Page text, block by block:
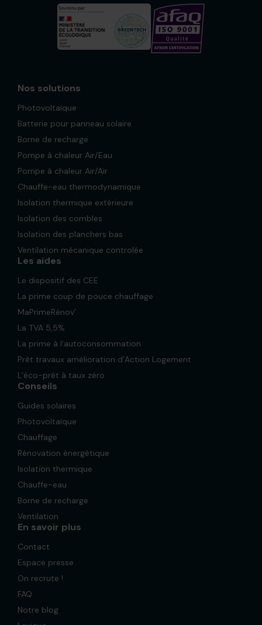
Nos solutions
Photovoltaïque
Batterie pour panneau solaire
Borne de recharge
Pompe à chaleur Air/Eau
Pompe à chaleur Air/Air
Chauffe-eau thermodynamique
Isolation thermique extérieure
Isolation des combles
Isolation des planchers bas
Ventilation mécanique controlée
Les aides
Le dispositif des CEE
La prime coup de pouce chauffage
MaPrimeRénov’
La TVA 5,5%
La prime à l’autoconsommation
Prêt travaux amélioration d’Action Logement
L’éco-prêt à taux zéro
Conseils
Guides solaires
Photovoltaïque
Chauffage
Rénovation énergétique
Isolation thermique
Chauffe-eau
Borne de recharge
Ventilation
En savoir plus
Contact
Espace presse
On recrute !
FAQ
Notre blog